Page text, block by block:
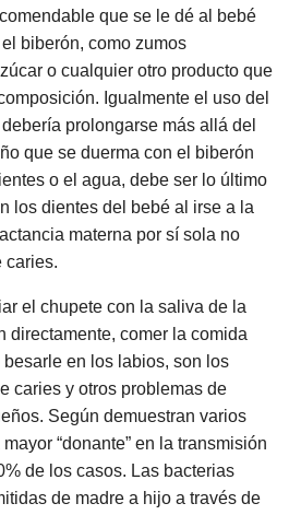
que se le dé al bebé
biberón, como zumos
o cualquier otro producto que
Igualmente el uso del
prolongarse más allá del
que se duerma con el biberón
o el agua, debe ser lo último
los dientes del bebé al irse a la
materna por sí sola no
caries.
el chupete con la saliva de la
directamente, comer la comida
en los labios, son los
caries y otros problemas de
Según demuestran varios
“donante” en la transmisión
de los casos. Las bacterias
de madre a hijo a través de